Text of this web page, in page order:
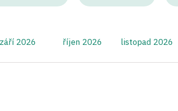
září 2026 říjen 2026 listopad 2026